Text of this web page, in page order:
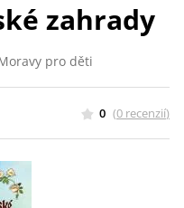
zahrady
pro děti
0 (0 recenzií)